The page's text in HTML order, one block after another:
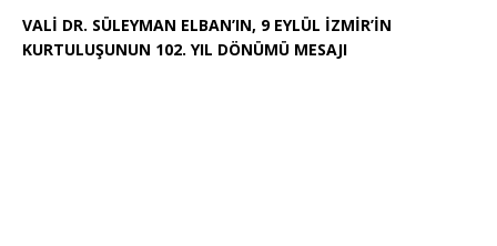
VALİ DR. SÜLEYMAN ELBAN’IN, 9 EYLÜL İZMİR’İN
KURTULUŞUNUN 102. YIL DÖNÜMÜ MESAJI